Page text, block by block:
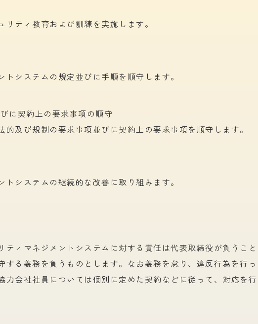
リティ教育および訓練を実施します。
トシステムの 規定並びに手順を 順守します。
に契約上の要求事項の順守
的及び規制の要求事項並びに契約上の要求事項を 順守します。
トシステムの継続的な改善に取り組みます。
ティマネジメントシステムに対する 責任は代表取締役が負う こ
する 義務を負う ものとします。 な お義務を怠り、 違反行為を行
力会社社員に ついては個別に定めた 契約などに従って、 対応を